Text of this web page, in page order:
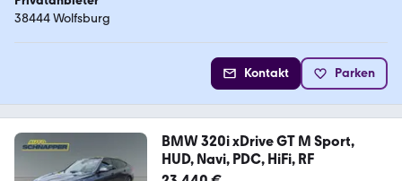
38444 Wolfsburg
Kontakt Parken
BMW 320i xDrive GT M Sport,
HUD, Navi, PDC, HiFi, RF